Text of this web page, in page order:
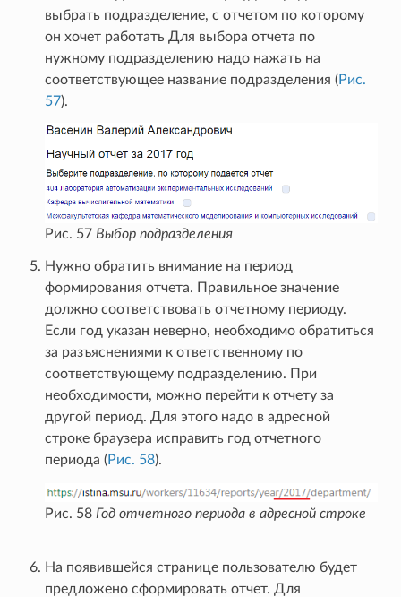
выбрать подразделение, с отчетом по которому
он хочет работать Для выбора отчета по
нужному подразделению надо нажать на
соответствующее название подразделения (Рис.
57).
Рис. 57 Выбор подразделения
Нужно обратить внимание на период
формирования отчета. Правильное значение
должно соответствовать отчетному периоду.
Если год указан неверно, необходимо обратиться
за разъяснениями к ответственному по
соответствующему подразделению. При
необходимости, можно перейти к отчету за
другой период. Для этого надо в адресной
строке браузера исправить год отчетного
периода (Рис. 58).
Рис. 58 Год отчетного периода в адресной строке
На появившейся странице пользователю будет
предложено сформировать отчет. Для